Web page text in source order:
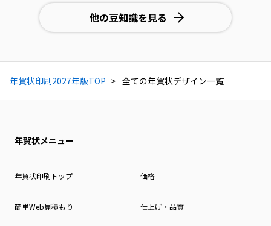
他の豆知識を見る
年賀状印刷2027年版TOP 全ての年賀状デザイン一覧
年賀状メニュー
年賀状印刷トップ 価格
簡単Web見積もり 仕上げ・品質